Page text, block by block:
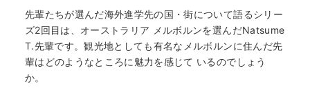
先輩たちが選んだ海外進学先の国・街について語るシリー
ズ2回目は、オーストラリア メルボルンを選んだNatsume
T.先輩です。観光地としても有名なメルボルンに住んだ先
輩はどのようなところに魅力を感じて いるのでしょう
か。